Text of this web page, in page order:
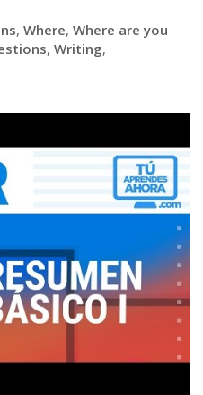
, Where, Where are you
, Writing,